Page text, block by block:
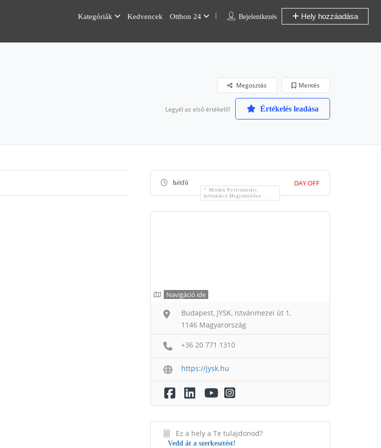
Bejelentkezés Hely hozzáadása
Kategóriák Kedvencek Otthon 24
Mentés
Megosztás
Legyél az első értékelő! Értékelés leadása
hétfő DAY OFF
Minden Nyitvatartási
Információ Megjelenítése
Navigáció ide
Budapest, JYSK, Istvánmezei út 1,
1146 Magyarország
+36 20 771 1310
https://jysk.hu
Ez a hely a Te tulajdonod?
Vedd át a szerkesztést!